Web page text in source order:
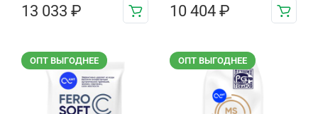
13 033 ₽ 10 404 ₽
ОПТ ВЫГОДНЕЕ ОПТ ВЫГОДНЕЕ